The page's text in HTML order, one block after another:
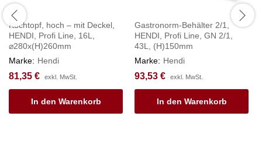
Kochtopf, hoch – mit Deckel,
HENDI, Profi Line, 16L,
⌀280x(H)260mm
Marke: Hendi
81,35 € exkl. MwSt.
In den Warenkorb
Gastronorm-Behälter 2/1,
HENDI, Profi Line, GN 2/1,
43L, (H)150mm
Marke: Hendi
93,53 € exkl. MwSt.
In den Warenkorb